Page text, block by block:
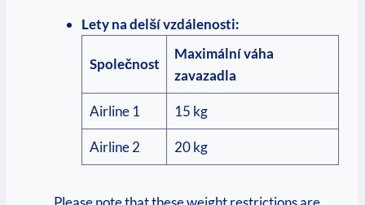
Lety na delší vzdálenosti:
Společnost
Maximální váha
zavazadla
Airline 1 15 kg
Airline 2 20 kg